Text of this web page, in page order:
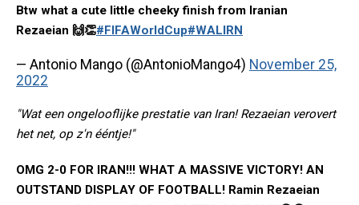
Btw what a cute little cheeky finish from Iranian
Rezaeian 🙌👏#FIFAWorldCup#WALIRN
— Antonio Mango (@AntonioMango4) November 25,
2022
"Wat een ongelooflijke prestatie van Iran! Rezaeian verovert
het net, op z'n ééntje!"
OMG 2-0 FOR IRAN!!! WHAT A MASSIVE VICTORY! AN
OUTSTAND DISPLAY OF FOOTBALL! Ramin Rezaeian